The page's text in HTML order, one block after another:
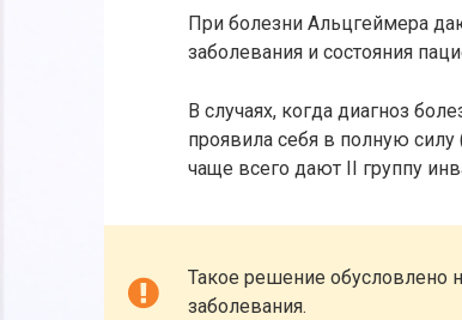
При болезни Альцгеймера
заболевания и состояния
В случаях, когда диагноз
проявила себя в полную силу
чаще всего дают II группу
Такое решение обусловлено
заболевания.